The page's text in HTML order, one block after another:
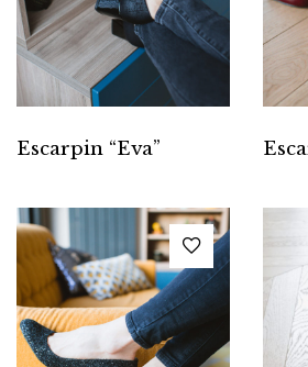
Escarpin “Eva”